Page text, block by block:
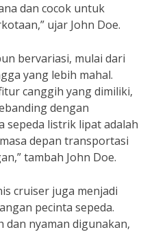
dan cocok untuk
ujar John Doe.
bervariasi, mulai dari
yang lebih mahal.
canggih yang dimiliki,
dengan
sepeda listrik lipat adalah
depan transportasi
tambah John Doe.
cruiser juga menjadi
pecinta sepeda.
dan nyaman digunakan,